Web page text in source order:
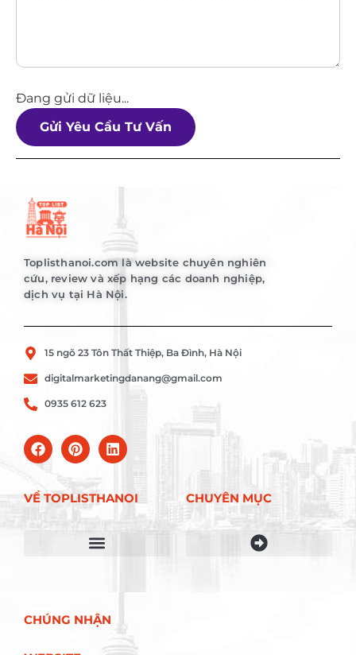
Đang gửi dữ liệu...
Gửi Yêu Cầu Tư Vấn
Toplisthanoi.com là website chuyên nghiên
cứu, review và xếp hạng các doanh nghiệp,
dịch vụ tại Hà Nội.
15 ngõ 23 Tôn Thất Thiệp, Ba Đình, Hà Nội
digitalmarketingdanang@gmail.com
0935 612 623
VỀ TOPLISTHANOI
CHÚNG NHẬN
CHUYÊN MỤC